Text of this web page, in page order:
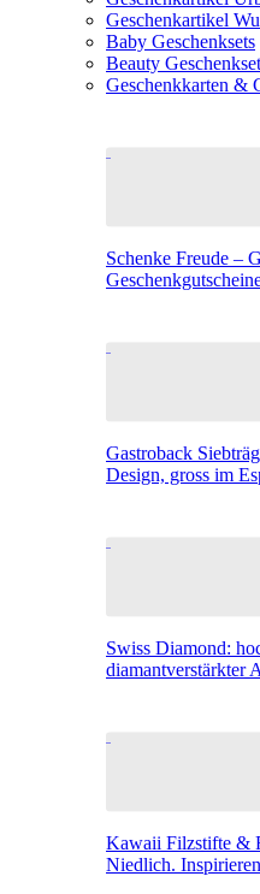
Geschenkartikel
Baby Geschenksets
Beauty
Geschenkkarten &
Schenke Freude –
Gastroback
Design, gross im
Swiss Diamond:
diamantverstärkter
Kawaii Filzstifte &
Niedlich.